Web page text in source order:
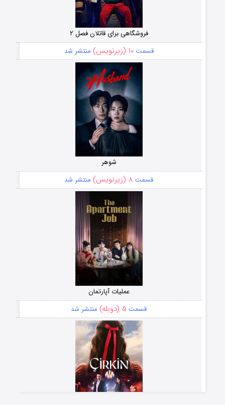
فروشگاهی برای قاتلان فصل ۲
قسمت۱۰ (زیرنویس) منتشر شد
شوهر
قسمت ۸ (زیرنویس) منتشر شد
عملیات آپارتمان
قسمت ۵ (دوبله) منتشر شد